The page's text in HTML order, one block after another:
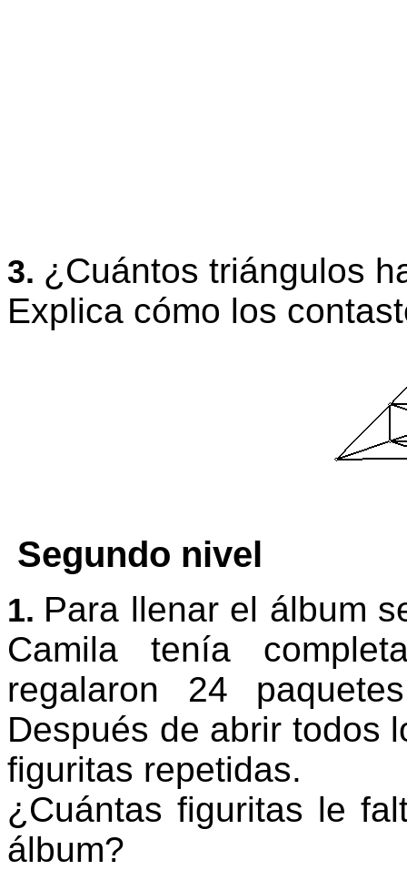
3. ¿Cuántos triángulos
Explica cómo los
Segundo nivel
1. Para llenar el álbum
Camila tenía
regalaron 24
Después de abrir todos
figuritas repetidas.
¿Cuántas figuritas le
álbum?